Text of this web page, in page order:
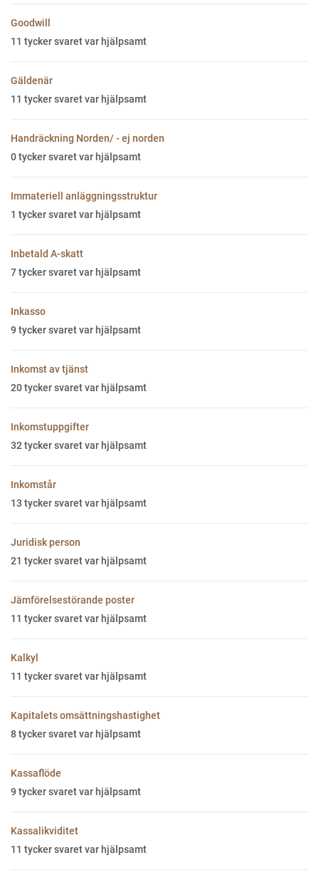
Goodwill
11 tycker svaret var hjälpsamt
Gäldenär
11 tycker svaret var hjälpsamt
Handräckning Norden/ - ej norden
0tycker svaret var hjälpsamt
Immateriell anläggningsstruktur
1 tycker svaret var hjälpsamt
Inbetald A-skatt
7tycker svaret var hjälpsamt
Inkasso
9 tycker svaret var hjälpsamt
Inkomst av tjänst
20tycker svaret var hjälpsamt
Inkomstuppgifter
32tycker svaret var hjälpsamt
Inkomstår
13 tycker svaret var hjälpsamt
Juridisk person
21 tycker svaret var hjälpsamt
Jämförelsestörande poster
11 tycker svaret var hjälpsamt
Kalkyl
11 tycker svaret var hjälpsamt
Kapitalets omsättningshastighet
8tycker svaret var hjälpsamt
Kassaflöde
9 tycker svaret var hjälpsamt
Kassalikviditet
11 tycker svaret var hjälpsamt